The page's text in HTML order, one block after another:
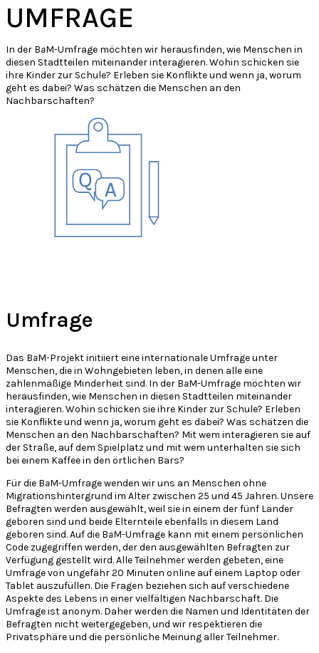
UMFRAGE
In der BaM-Umfrage möchten wir herausfinden, wie Menschen in
diesen Stadtteilen miteinander interagieren. Wohin schicken sie
ihre Kinder zur Schule? Erleben sie Konflikte und wenn ja, worum
geht es dabei? Was schätzen die Menschen an den
Nachbarschaften?
Umfrage
Das BaM-Projekt initiiert eine internationale Umfrage unter
Menschen, die in Wohngebieten leben, in denen alle eine
zahlenmäßige Minderheit sind. In der BaM-Umfrage möchten wir
herausfinden, wie Menschen in diesen Stadtteilen miteinander
interagieren. Wohin schicken sie ihre Kinder zur Schule? Erleben
sie Konflikte und wenn ja, worum geht es dabei? Was schätzen die
Menschen an den Nachbarschaften? Mit wem interagieren sie auf
der Straße, auf dem Spielplatz und mit wem unterhalten sie sich
bei einem Kaffee in den örtlichen Bars?
Für die BaM-Umfrage wenden wir uns an Menschen ohne
Migrationshintergrund im Alter zwischen 25 und 45 Jahren. Unsere
Befragten werden ausgewählt, weil sie in einem der fünf Länder
geboren sind und beide Elternteile ebenfalls in diesem Land
geboren sind. Auf die BaM-Umfrage kann mit einem persönlichen
Code zugegriffen werden, der den ausgewählten Befragten zur
Verfügung gestellt wird. Alle Teilnehmer werden gebeten, eine
Umfrage von ungefähr 20 Minuten online auf einem Laptop oder
Tablet auszufüllen. Die Fragen beziehen sich auf verschiedene
Aspekte des Lebens in einer vielfältigen Nachbarschaft. Die
Umfrage ist anonym. Daher werden die Namen und Identitäten der
Befragten nicht weitergegeben, und wir respektieren die
Privatsphäre und die persönliche Meinung aller Teilnehmer.